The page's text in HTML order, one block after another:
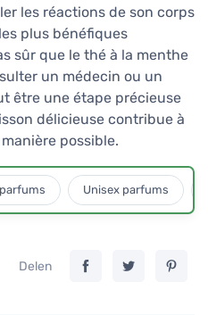
les réactions de son corps
plus bénéfiques
sûr que le thé à la menthe
un médecin ou un
être une étape précieuse
délicieuse contribue à
possible.
Unisex parfums
Delen